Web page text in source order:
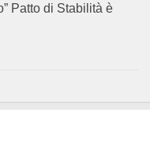
Patto di Stabilità è